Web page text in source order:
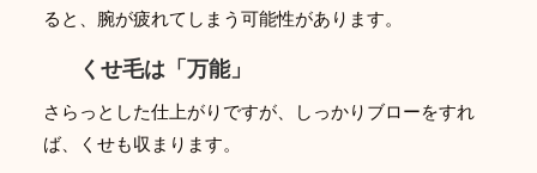
ると、腕が疲れてしまう可能性があります。
くせ毛は「万能」
さらっとした仕上がりですが、しっかりブローをすれ
ば、くせも収まります。